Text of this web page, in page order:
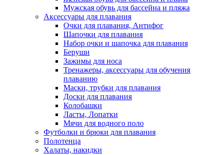
Мужская обувь для бассейна и пляжа
Аксессуары для плавания
Очки для плавания, Антифог
Шапочки для плавания
Набор очки и шапочка для плавания
Беруши
Зажимы для носа
Тренажеры, аксессуары для обучения
плаванию
Маски, трубки для плавания
Доски для плавания
Колобашки
Ласты, Лопатки
Мячи для водного поло
Футболки и брюки для плавания
Полотенца
Халаты, накидки